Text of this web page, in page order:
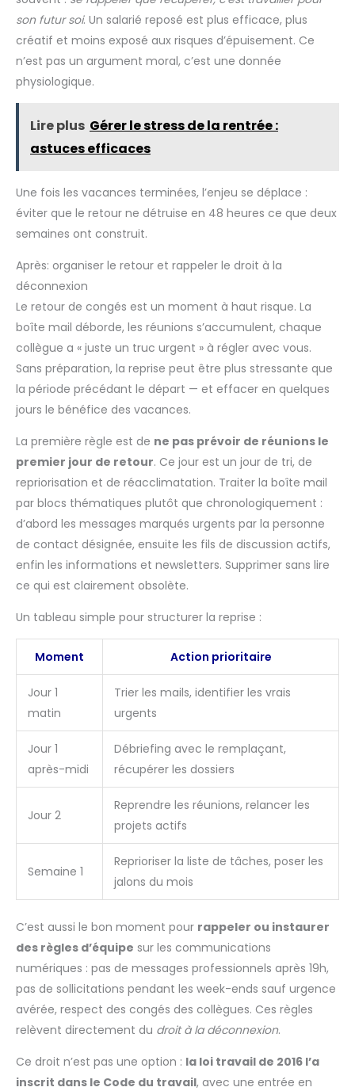
L’aileron StabilTrac des
planches de stand up paddle
gonflables Niphean améliore
la tenue de cap, réduit les
oscillations et limite les
chutes. Cette conception rend
cette planche de surf idéale
pour les débutants, tout en
les lacs, rivières et zones
stabilité inégalée et d'une
Complet Prêt À L’emploi —
Couvre Tous Les Essentiels】:
Accédez à l’eau avec le stand
paddle Niphean. Inclus : 1
pagaie réglable, 1 siège, 3
board, 1 sac étanche, 1 kit de
réparation et 3 notices. Grâce
à ses 11 anneaux en D, ce
stand paddle gonflable
permet de fixer siège ou
glacière facilement. Ce paddle
l'équipement idéal pour toutes
vos configurations et
aventures nautiques avec une
modularité totale.
intégré et surface antidérapante avec kickpad pour virages
rapides et meilleur contrôle. Idéal aussi pour le yoga et les
loisirs sur l’eau.
son futur soi. Un salarié reposé est plus efficace, plus
créatif et moins exposé aux risques d’épuisement. Ce
n’est pas un argument moral, c’est une donnée
physiologique.
Lire plus Gérer le stress de la rentrée :
astuces efficaces
Une fois les vacances terminées, l’enjeu se déplace :
éviter que le retour ne détruise en 48 heures ce que deux
semaines ont construit.
Après: organiser le retour et rappeler le droit à la
déconnexion
Le retour de congés est un moment à haut risque. La
boîte mail déborde, les réunions s’accumulent, chaque
collègue a « juste un truc urgent » à régler avec vous.
Sans préparation, la reprise peut être plus stressante que
la période précédant le départ — et effacer en quelques
jours le bénéfice des vacances.
La première règle est de ne pas prévoir de réunions le
premier jour de retour. Ce jour est un jour de tri, de
repriorisation et de réacclimatation. Traiter la boîte mail
par blocs thématiques plutôt que chronologiquement :
d’abord les messages marqués urgents par la personne
de contact désignée, ensuite les fils de discussion actifs,
enfin les informations et newsletters. Supprimer sans lire
ce qui est clairement obsolète.
Un tableau simple pour structurer la reprise :
Moment Action prioritaire
Jour 1
matin
Trier les mails, identifier les vrais
urgents
Jour 1
après-midi
Débriefing avec le remplaçant,
récupérer les dossiers
Jour 2
Reprendre les réunions, relancer les
projets actifs
Semaine 1
Reprioriser la liste de tâches, poser les
jalons du mois
C’est aussi le bon moment pour rappeler ou instaurer
des règles d’équipe sur les communications
numériques : pas de messages professionnels après 19h,
pas de sollicitations pendant les week-ends sauf urgence
avérée, respect des congés des collègues. Ces règles
relèvent directement du droit à la déconnexion.
Ce droit n’est pas une option : la loi travail de 2016 l’a
inscrit dans le Code du travail, avec une entrée en